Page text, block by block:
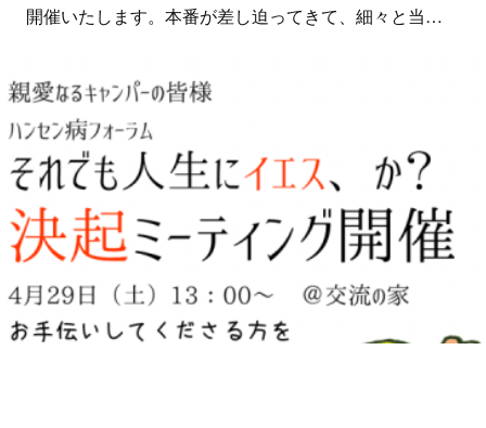
開催いたします。本番が差し迫ってきて、細々と当…